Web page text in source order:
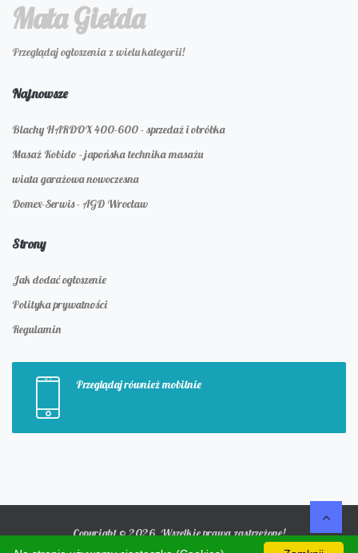
Mała Giełda
Przeglądaj ogłoszenia z wielu kategorii!
Najnowsze
Blachy HARDOX 400-600 - sprzedaż i obróbka
Masaż Kobido - japońska technika masażu
wiata garażowa nowoczesna
Domex-Serwis - AGD Wrocław
Strony
Jak dodać ogłoszenie
Polityka prywatności
Regulamin
Przeglądaj również mobilnie
Copyright © 2026. Wszelkie prawa zastrzeżone!